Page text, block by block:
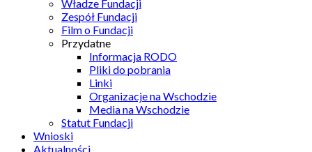
Władze Fundacji
Zespół Fundacji
Film o Fundacji
Przydatne
Informacja RODO
Pliki do pobrania
Linki
Organizacje na Wschodzie
Media na Wschodzie
Statut Fundacji
Wnioski
Aktualności